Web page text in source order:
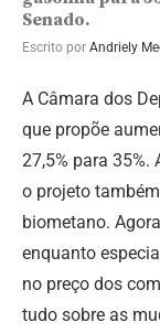
Senado.
Escrito por Andriely
A Câmara dos
que propõe
27,5% para 35%.
o projeto
biometano.
enquanto
no preço dos
tudo sobre as